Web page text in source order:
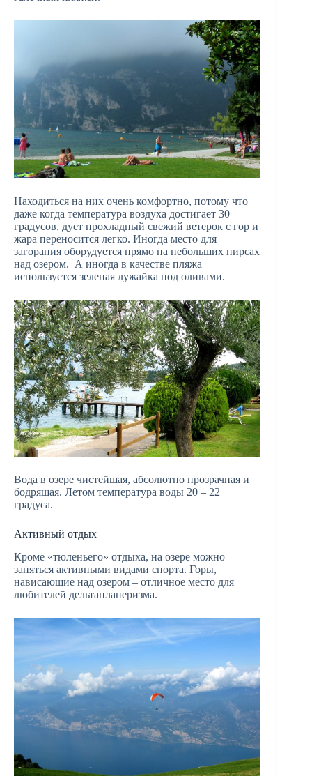
Находиться на них очень комфортно, потому что
даже когда температура воздуха достигает 30
градусов, дует прохладный свежий ветерок с гор и
жара переносится легко. Иногда место для
загорания оборудуется прямо на небольших пирсах
над озером. А иногда в качестве пляжа
используется зеленая лужайка под оливами.
Вода в озере чистейшая, абсолютно прозрачная и
бодрящая. Летом температура воды 20 – 22
градуса.
Активный отдых
Кроме «тюленьего» отдыха, на озере можно
заняться активными видами спорта. Горы,
нависающие над озером – отличное место для
любителей дельтапланеризма.